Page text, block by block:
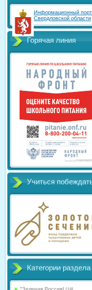
Информационный
Свердловской области
Горячая линия
Учиться
Категории раздела